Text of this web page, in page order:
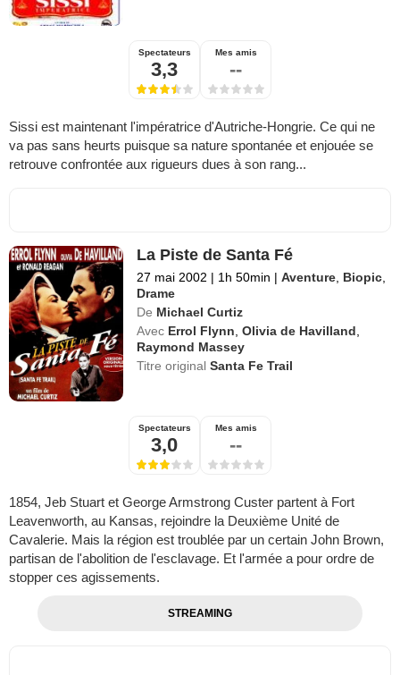
Spectateurs
3,3
Mes amis
--
Sissi est maintenant l'impératrice d'Autriche-Hongrie. Ce qui ne
va pas sans heurts puisque sa nature spontanée et enjouée se
retrouve confrontée aux rigueurs dues à son rang...
La Piste de Santa Fé
27 mai 2002 | 1h 50min | Aventure, Biopic,
Drame
De Michael Curtiz
Avec Errol Flynn,Olivia de Havilland,
Raymond Massey
Titre originalSanta Fe Trail
Spectateurs
3,0
Mes amis
--
1854, Jeb Stuart et George Armstrong Custer partent à Fort
Leavenworth, au Kansas, rejoindre la Deuxième Unité de
Cavalerie. Mais la région est troublée par un certain John Brown,
partisan de l'abolition de l'esclavage. Et l'armée a pour ordre de
stopper ces agissements.
STREAMING